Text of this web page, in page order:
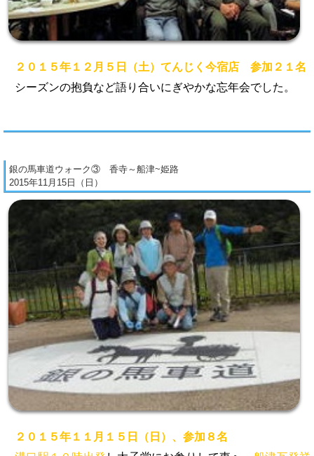
２０１５年１２月５日（土）てんじく今宿店 参加２１名
シーズンの抱負など語り合いにぎやかな忘年会でした。
銀の馬車道ウォーク③ 香寺～船津~姫路
2015年11月15日（日）
２０１５年１１月１５日（日）、参加８名